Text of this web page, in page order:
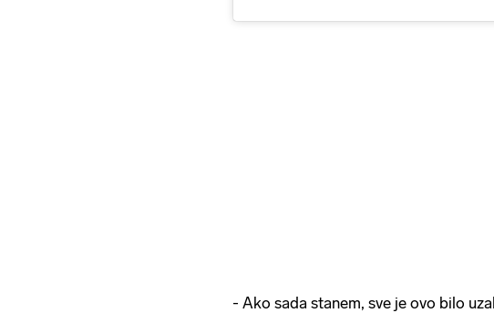
- Ako sada stanem, sve je ovo bilo